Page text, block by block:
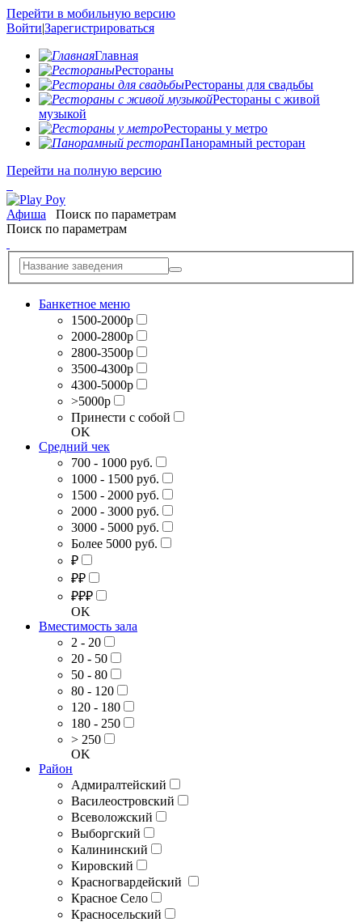
Перейти в мобильную версию
Войти|Зарегистрироваться
Главная
Рестораны
Рестораны для свадьбы
Рестораны с живой
музыкой
Рестораны у метро
Панорамный ресторан
Перейти на полную версию
Афиша
Поиск по параметрам
Поиск по параметрам
Банкетное меню
1500-2000р
2000-2800р
2800-3500р
3500-4300р
4300-5000р
>5000р
Принести с собой
OK
Средний чек
700 - 1000 руб.
1000 - 1500 руб.
1500 - 2000 руб.
2000 - 3000 руб.
3000 - 5000 руб.
Более 5000 руб.
₽
₽₽
₽₽₽
OK
Вместимость зала
2 - 20
20 - 50
50 - 80
80 - 120
120 - 180
180 - 250
> 250
OK
Район
Адмиралтейский
Василеостровский
Всеволожский
Выборгский
Калининский
Кировский
Красногвардейский
Красное Село
Красносельский